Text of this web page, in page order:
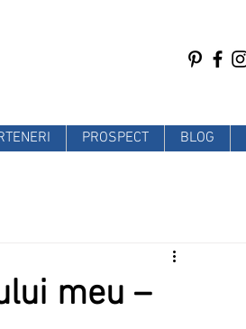
PROSPECT BLOG
meu –